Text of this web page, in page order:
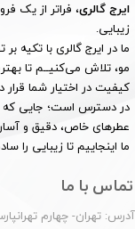
ایرج گالری، فراتر از یک
زیبایی.
مو، تلاش می‌کنیــم تا
کیفیت در اختیار شما قرار
در دسترس است؛ جایی که
عطرهای خاص، دقیق و
ما اینجاییم تا زیبایی
تماس با ما
آدرس: تهران- چهارم